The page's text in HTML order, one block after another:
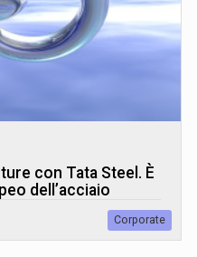
con Tata Steel. È
dell’acciaio
Corporate